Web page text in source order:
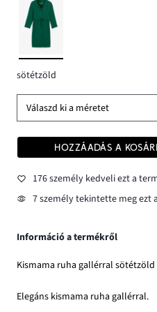
sötétzöld
Válaszd ki a méretet
HOZZÁADÁS A
176 személy kedveli ezt a
7 személy tekintette meg ezt
Információ a termékről
Kismama ruha gallérral sötétzöld
Elegáns kismama ruha gallérral.